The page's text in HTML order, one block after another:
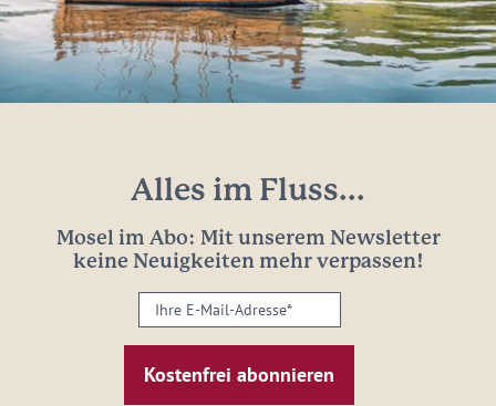
Alles im Fluss...
Mosel im Abo: Mit unserem Newsletter
keine Neuigkeiten mehr verpassen!
Ihre
E-
Mail-
Adresse: